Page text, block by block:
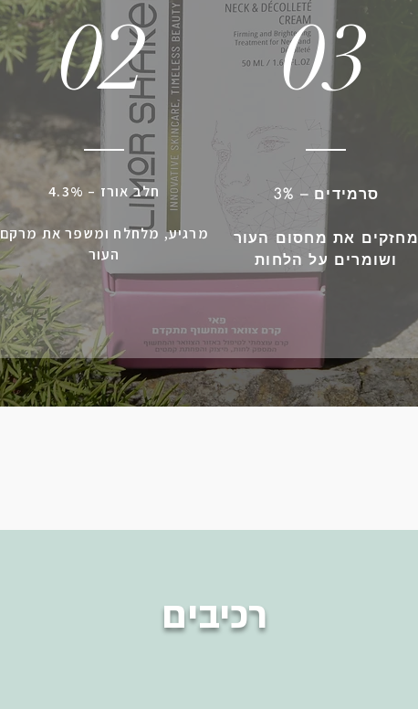
02
חלב אורז – 4.3%
מרגיע, מלחלח ומשפר את מרקם
העור
03
סרמידים – 3%
מחזקים את מחסום העור
ושומרים על הלחות
רכיבים